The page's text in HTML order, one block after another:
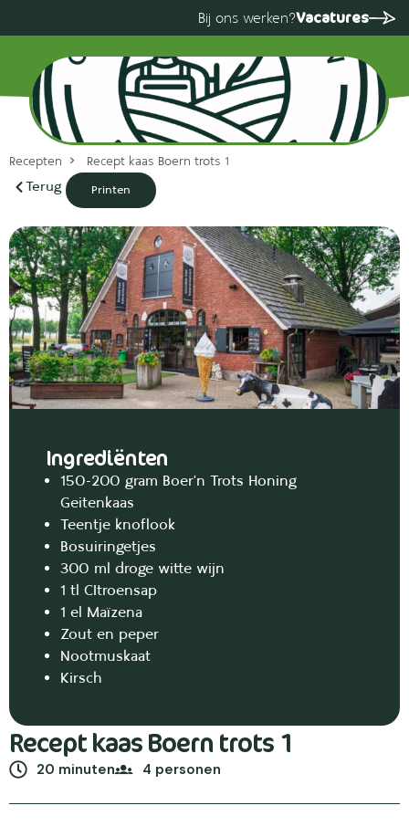
Bij ons werken?Vacatures
Recepten Recept kaas Boern trots 1
Terug Printen
Ingrediënten
150-200 gram Boer’n Trots Honing
Geitenkaas
Teentje knoflook
Bosuiringetjes
300 ml droge witte wijn
1 tl CItroensap
1 el Maïzena
Zout en peper
Nootmuskaat
Kirsch
Recept kaas Boern trots 1
20 minuten 4 personen